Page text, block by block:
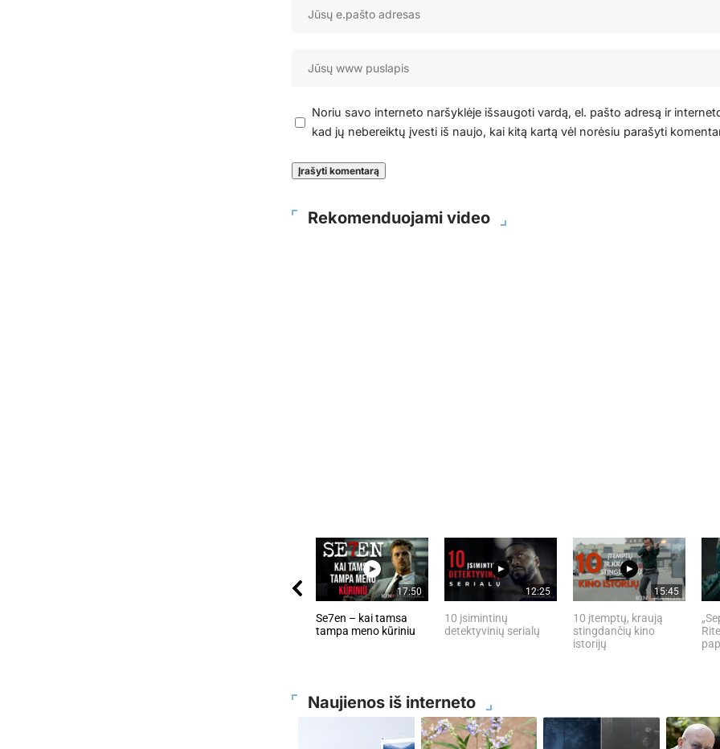
Noriu savo interneto naršyklėje išsaugoti vardą, el. pašto adresą ir
kad jų nebereiktų įvesti iš naujo, kai kitą kartą vėl norėsiu parašyti
Rekomenduojami video
17:50
Se7en – kai tamsa
tampa meno kūriniu
12:25
10 įsimintinų
detektyvinių serialų
15:45
10 įtemptų, kraują
stingdančių kino
istorijų
Naujienos iš interneto